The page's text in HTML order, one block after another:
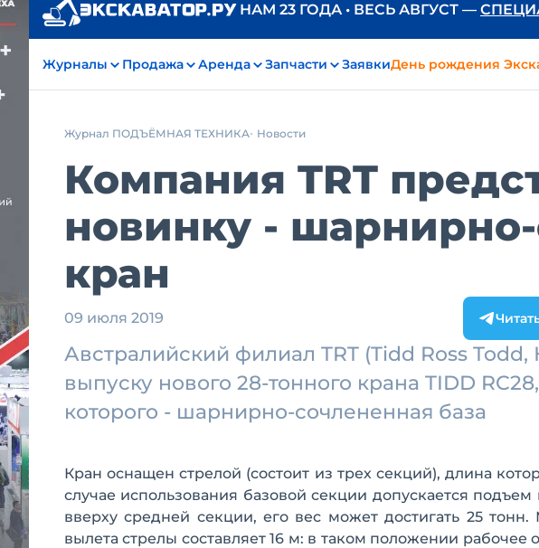
НАМ 23 ГОДА • ВЕСЬ АВГУСТ —
Журналы Продажа Аренда Запчасти ЗаявкиДень рождения
Журнал ПОДЪЁМНАЯ ТЕХНИКА Новости
Компания TRT
новинку -
кран
09 июля 2019
Австралийский филиал TRT (Tidd Ross
выпуску нового 28-тонного крана TIDD
которого - шарнирно-сочлененная база
Кран оснащен стрелой (состоит из трех секций), длина
случае использования базовой секции допускается
вверху средней секции, его вес может достигать 25
вылета стрелы составляет 16 м: в таком положении рабочее